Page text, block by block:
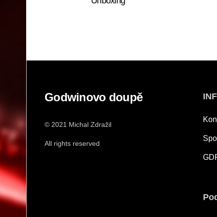
Godwinovo doupě
© 2021 Michal Zdražil
All rights reserved